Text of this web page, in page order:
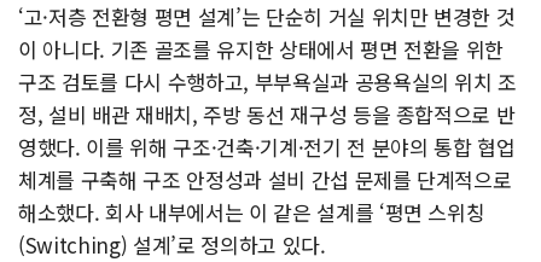
‘고·저층 전환형 평면 설계’는 단순히 거실 위치만 변경한 것
이 아니다. 기존 골조를 유지한 상태에서 평면 전환을 위한
구조 검토를 다시 수행하고, 부부욕실과 공용욕실의 위치 조
정, 설비 배관 재배치, 주방 동선 재구성 등을 종합적으로 반
영했다. 이를 위해 구조·건축·기계·전기 전 분야의 통합 협업
체계를 구축해 구조 안정성과 설비 간섭 문제를 단계적으로
해소했다. 회사 내부에서는 이 같은 설계를 ‘평면 스위칭
(Switching) 설계’로 정의하고 있다.